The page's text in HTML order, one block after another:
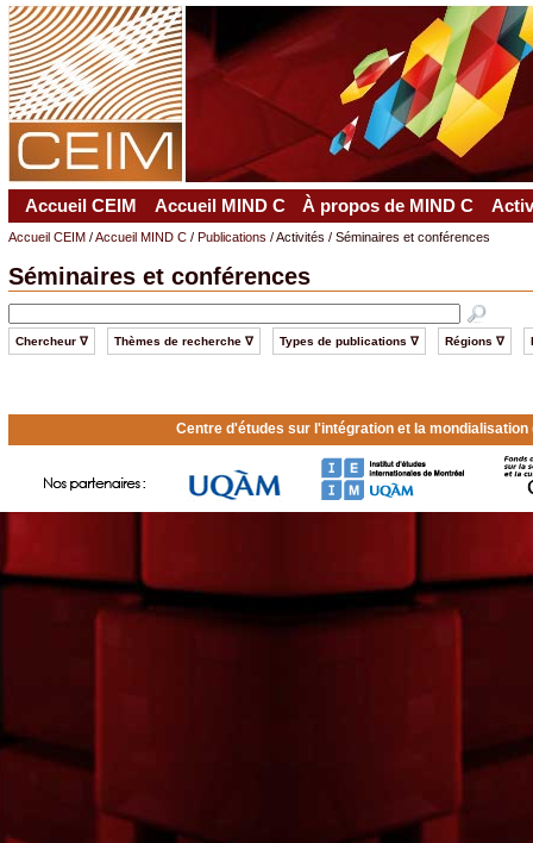
Accueil CEIM Accueil MIND C À propos de MIND C
Accueil CEIM/Accueil MIND C/ Publications / Activités / Séminaires et conférences
Séminaires et conférences
Chercheur ∇ Thèmes de recherche ∇ Types de publications ∇ Régions ∇
Centre d'études sur l'intégration et la mondialisation